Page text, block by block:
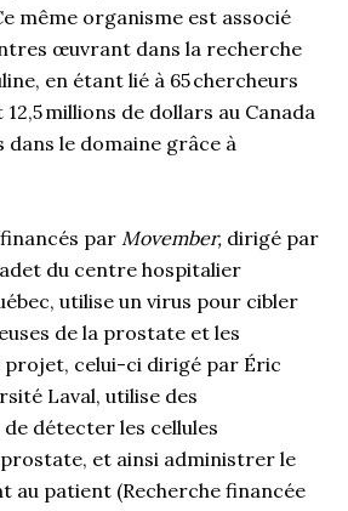
même organisme est associé
œuvrant dans la recherche
en étant lié à 65 chercheurs
millions de dollars au Canada
dans le domaine grâce à
par Movember, dirigé par
du centre hospitalier
utilise un virus pour cibler
de la prostate et les
celui-ci dirigé par Éric
Laval, utilise des
détecter les cellules
et ainsi administrer le
au patient (Recherche financée